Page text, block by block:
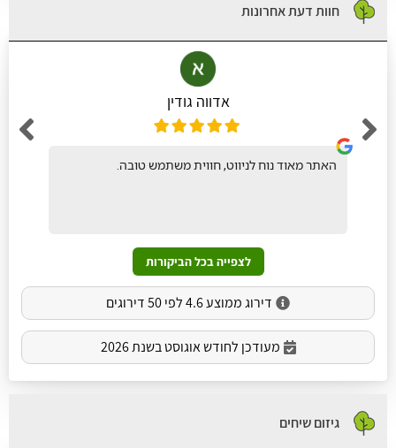
חוות דעת אחרונות
אדווה גודין
האתר מאוד נוח לניווט, חווית משתמש טובה.
לצפייה בכל הביקורות
דירוג ממוצע 4.6 לפי 50 דירוגים
מעודכן לחודש אוגוסט בשנת 2026
גיזום שיחים